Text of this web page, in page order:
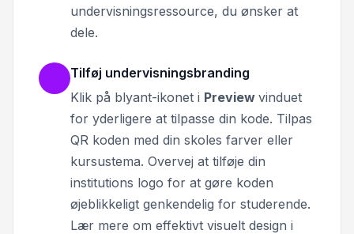
undervisningsressource, du ønsker at
dele.
Tilføj undervisningsbranding
Klik på blyant-ikonet i Preview vinduet
for yderligere at tilpasse din kode. Tilpas
QR koden med din skoles farver eller
kursustema. Overvej at tilføje din
institutions logo for at gøre koden
øjeblikkeligt genkendelig for studerende.
Lær mere om effektivt visuelt design i